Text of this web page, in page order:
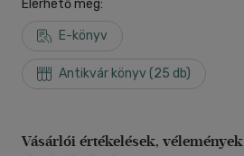
Elérhető még:
E-könyv
Antikvár könyv (25 db)
Vásárlói értékelések, vélemények